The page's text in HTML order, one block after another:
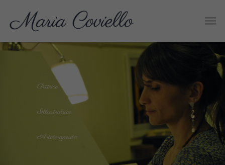
Pittrice
Illustratrice
Arteterapeuta